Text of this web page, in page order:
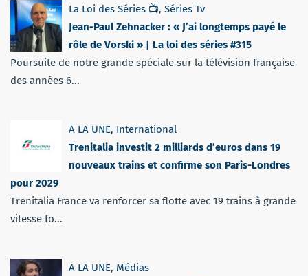
La Loi des Séries 📺, Séries Tv
Jean-Paul Zehnacker : « J’ai longtemps payé le
rôle de Vorski » | La loi des séries #315
Poursuite de notre grande spéciale sur la télévision française
des années 6...
A LA UNE, International
Trenitalia investit 2 milliards d’euros dans 19
nouveaux trains et confirme son Paris-Londres
pour 2029
Trenitalia France va renforcer sa flotte avec 19 trains à grande
vitesse fo...
A LA UNE, Médias